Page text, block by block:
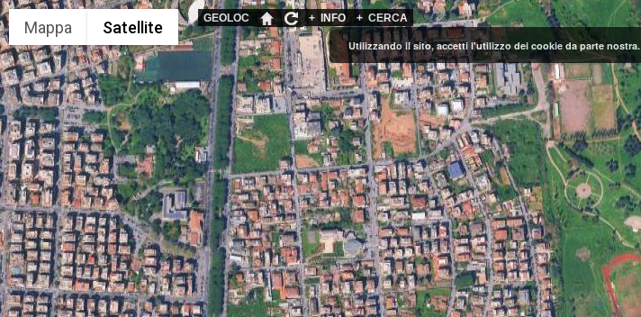
+ CERCA
+ INFO
GEOLOC
Utilizzando il sito, accetti l'utilizzo dei cookie da parte nostra.